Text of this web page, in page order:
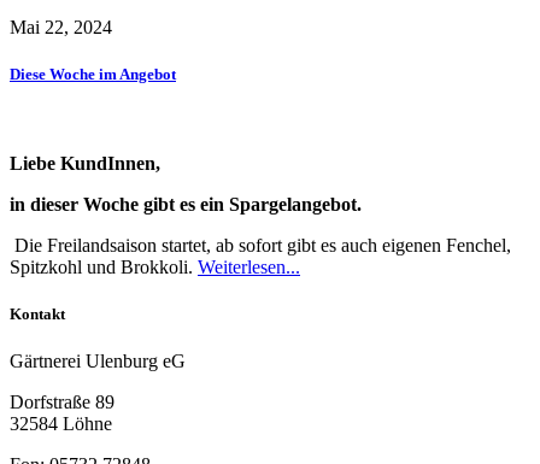
Mai 22, 2024
Diese Woche im Angebot
Liebe KundInnen,
in dieser Woche gibt es ein Spargelangebot.
Die Freilandsaison startet, ab sofort gibt es auch eigenen Fenchel,
Spitzkohl und Brokkoli. Weiterlesen...
Kontakt
Gärtnerei Ulenburg eG
Dorfstraße 89
32584 Löhne